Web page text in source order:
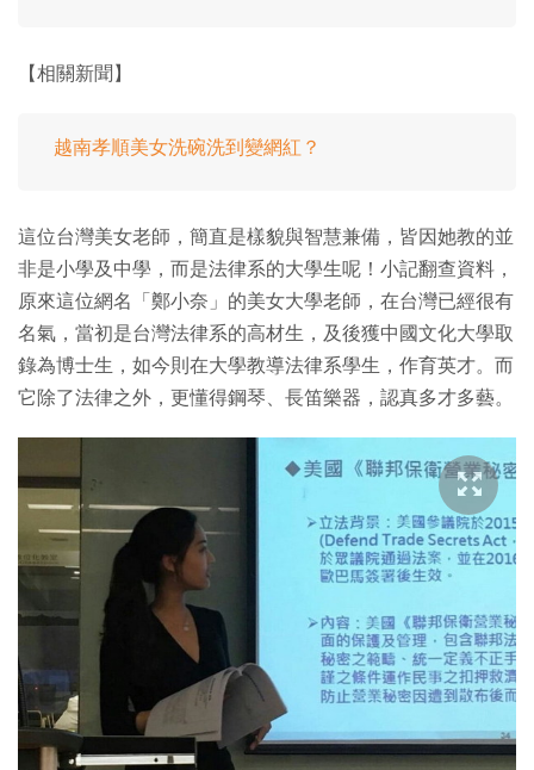
【相關新聞】
越南孝順美女洗碗洗到變網紅？
這位台灣美女老師，簡直是樣貌與智慧兼備，皆因她教的並
非是小學及中學，而是法律系的大學生呢！小記翻查資料，
原來這位網名「鄭小奈」的美女大學老師，在台灣已經很有
名氣，當初是台灣法律系的高材生，及後獲中國文化大學取
錄為博士生，如今則在大學教導法律系學生，作育英才。而
它除了法律之外，更懂得鋼琴、長笛樂器，認真多才多藝。